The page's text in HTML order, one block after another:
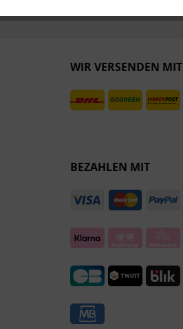
WIR VERSENDEN MIT
BEZAHLEN MIT